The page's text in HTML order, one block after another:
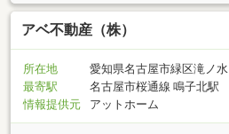
を活用し、お客様の期待を超えるご提
す。
アベ不動産（株）
所在地
愛知県名古屋市緑区滝ノ
最寄駅
名古屋市桜通線 鳴子北駅
情報提供元
アットホーム